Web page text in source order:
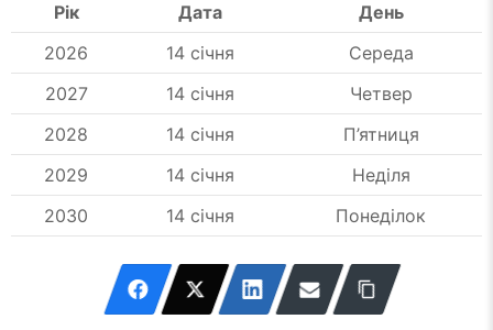
Рік Дата
День
2026
14 січня
Середа
2027
14 січня
Четвер
2028
14 січня
П’ятниця
2029
14 січня
Неділя
2030
14 січня Понеділок